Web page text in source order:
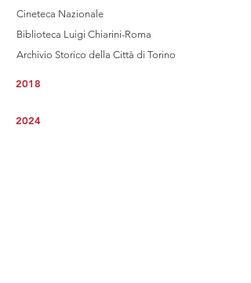
Cineteca Nazionale
Biblioteca Luigi Chiarini-Roma
Archivio Storico della Città di Torino
2018
2024